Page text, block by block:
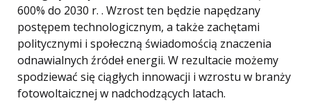
600% do 2030 r. . Wzrost ten będzie napędzany
postępem technologicznym, a także zachętami
politycznymi i społeczną świadomością znaczenia
odnawialnych źródeł energii. W rezultacie możemy
spodziewać się ciągłych innowacji i wzrostu w branży
fotowoltaicznej w nadchodzących latach.